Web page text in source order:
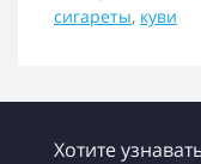
сигареты, куви
Хотите